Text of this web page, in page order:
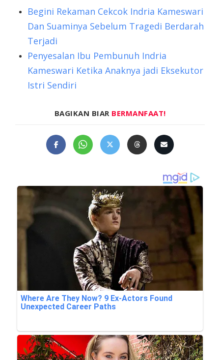
Begini Rekaman Cekcok Indria Kameswari
Dan Suaminya Sebelum Tragedi Berdarah
Terjadi
Penyesalan Ibu Pembunuh Indria
Kameswari Ketika Anaknya jadi Eksekutor
Istri Sendiri
BAGIKAN BIAR BERMANFAAT!